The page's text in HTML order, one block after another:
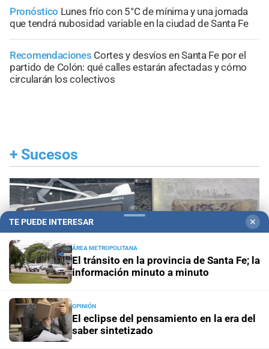
Pronóstico Lunes frío con 5°C de mínima y una jornada
que tendrá nubosidad variable en la ciudad de Santa Fe
Recomendaciones Cortes y desvíos en Santa Fe por el
partido de Colón: qué calles estarán afectadas y cómo
circularán los colectivos
+ Sucesos
TE PUEDE INTERESAR ✕
ÁREA METROPOLITANA
El tránsito en la provincia de Santa Fe; la
información minuto a minuto
OPINIÓN
El eclipse del pensamiento en la era del
saber sintetizado